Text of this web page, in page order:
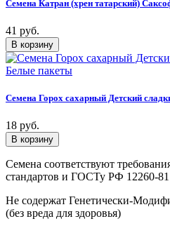
Семена Катран (хрен татарский)
41 руб.
Семена Горох сахарный Детский
18 руб.
Семена соответствуют
стандартов и ГОСТу РФ 12260-81
Не содержат Генетически-
(без вреда для здоровья)